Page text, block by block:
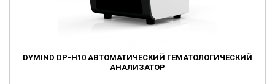
DYMIND DP-H10 АВТОМАТИЧЕСКИЙ ГЕМАТОЛОГИЧЕСКИЙ
АНАЛИЗАТОР